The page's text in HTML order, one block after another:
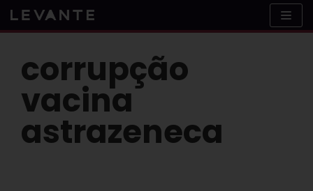
Skip
to
corrupção
vacina
astrazeneca